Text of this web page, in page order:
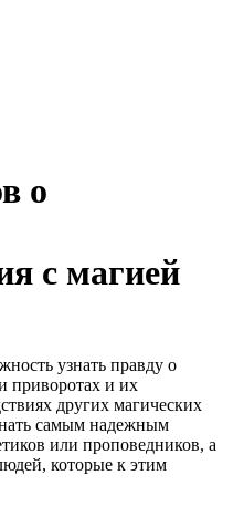
о
с магией
узнать правду о
приворотах и их
других магических
самым надежным
или проповедников, а
которые к этим